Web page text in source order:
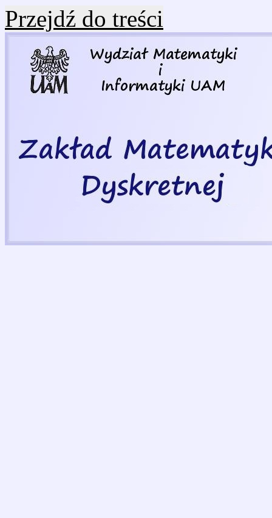
Przejdź do treści